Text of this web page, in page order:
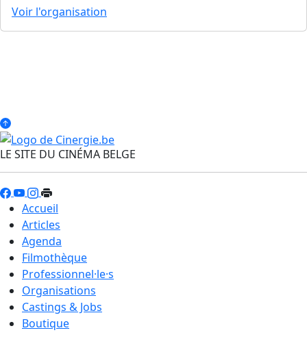
Voir l'organisation
LE SITE DU CINÉMA BELGE
Accueil
Articles
Agenda
Filmothèque
Professionnel·le·s
Organisations
Castings & Jobs
Boutique